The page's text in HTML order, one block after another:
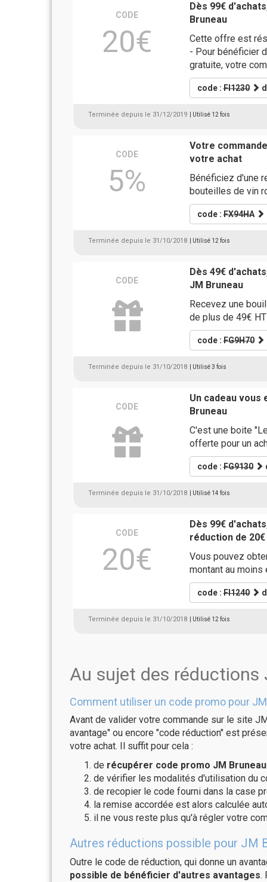
CODE
20€
Dès 99€
Bruneau
Cette offre est
- Pour bénéficier
gratuite, votre
code :FI1230
Terminée depuis le 31/12/2019 | Utilisé 12 fois
CODE
5%
Votre
votre achat
Bénéficiez d'une
bouteilles de vin
code :FX94HA
Terminée depuis le 31/10/2018 | Utilisé 12 fois
CODE
Dès 49€
JM Bruneau
Recevez une
de plus de 49€ HT
code :FG9H70
Terminée depuis le 31/10/2018 | Utilisé 3 fois
CODE
Un cadeau
Bruneau
C'est une boite
offerte pour un
code :FG9130
Terminée depuis le 31/10/2018 | Utilisé 14 fois
CODE
20€
Dès 99€
réduction de
Vous pouvez
montant au moins
code :FI1240
Terminée depuis le 31/10/2018 | Utilisé 12 fois
Au sujet des réductions
Comment utiliser un code promo pour
Avant de valider votre commande sur le site
avantage" ou encore "code réduction" est
votre achat. Il suffit pour cela :
de récupérer code promo JM
de vérifier les modalités d'utilisation du
de recopier le code fourni dans la case
la remise accordée est alors calculée
il ne vous reste plus qu'à régler votre
Autres réductions possible pour JM
Outre le code de réduction, qui donne un
possible de bénéficier d'autres avantages.